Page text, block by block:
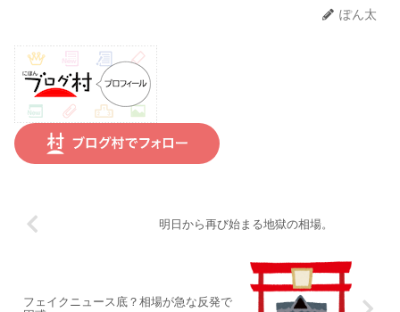
ぽん太
明日から再び始まる地獄の相場。
フェイクニュース底？相場が急な反発で